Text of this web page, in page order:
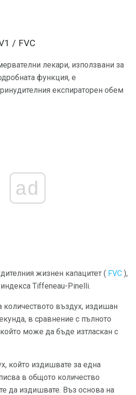
/ FVC
лекари, използвани за
функция, е
експираторен обем
ad
жизнен капацитет ( FVC ),
Tiffeneau-Pinelli.
количеството въздух, издишан
в сравнение с пълното
може да бъде изтласкан с
който издишвате за една
в общото количество
да издишвате. Въз основа на